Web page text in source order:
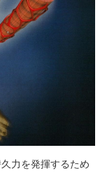
力を発揮するため